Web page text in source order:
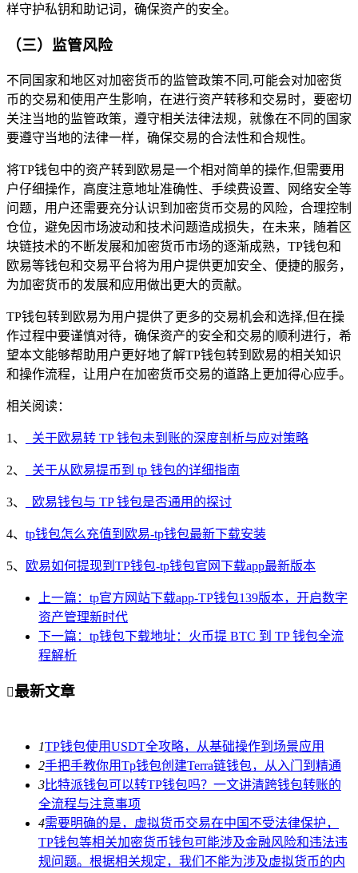
样守护私钥和助记词，确保资产的安全。
（三）监管风险
不同国家和地区对加密货币的监管政策不同,可能会对加密货
币的交易和使用产生影响，在进行资产转移和交易时，要密切
关注当地的监管政策，遵守相关法律法规，就像在不同的国家
要遵守当地的法律一样，确保交易的合法性和合规性。
将TP钱包中的资产转到欧易是一个相对简单的操作,但需要用
户仔细操作，高度注意地址准确性、手续费设置、网络安全等
问题，用户还需要充分认识到加密货币交易的风险，合理控制
仓位，避免因市场波动和技术问题造成损失，在未来，随着区
块链技术的不断发展和加密货币市场的逐渐成熟，TP钱包和
欧易等钱包和交易平台将为用户提供更加安全、便捷的服务，
为加密货币的发展和应用做出更大的贡献。
TP钱包转到欧易为用户提供了更多的交易机会和选择,但在操
作过程中要谨慎对待，确保资产的安全和交易的顺利进行，希
望本文能够帮助用户更好地了解TP钱包转到欧易的相关知识
和操作流程，让用户在加密货币交易的道路上更加得心应手。
相关阅读：
1、 _关于欧易转 TP 钱包未到账的深度剖析与应对策略
2、 _关于从欧易提币到 tp 钱包的详细指南
3、 _欧易钱包与 TP 钱包是否通用的探讨
4、 tp钱包怎么充值到欧易-tp钱包最新下载安装
5、 欧易如何提现到TP钱包-tp钱包官网下载app最新版本
上一篇：tp官方网站下载app-TP钱包139版本，开启数字
资产管理新时代
下一篇：tp钱包下载地址：火币提 BTC 到 TP 钱包全流
程解析
最新文章
1TP钱包使用USDT全攻略，从基础操作到场景应用
2手把手教你用Tp钱包创建Terra链钱包，从入门到精通
3比特派钱包可以转TP钱包吗？一文讲清跨钱包转账的
全流程与注意事项
4需要明确的是，虚拟货币交易在中国不受法律保护，
TP钱包等相关加密货币钱包可能涉及金融风险和违法违
规问题。根据相关规定，我们不能为涉及虚拟货币的内